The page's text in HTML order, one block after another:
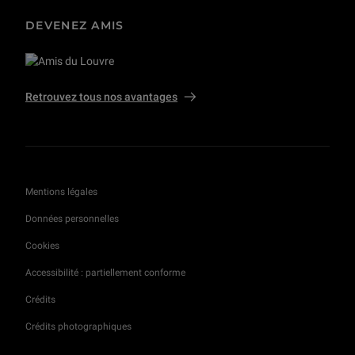
DEVENEZ AMIS
Retrouvez tous nos avantages
Mentions légales
Données personnelles
Cookies
Accessibilité : partiellement conforme
Crédits
Crédits photographiques